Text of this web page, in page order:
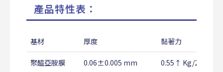
產品特性表：
基材 厚度 黏著力
聚醯亞胺膜 0.06±0.005 mm 0.55↑ Kg/25mm